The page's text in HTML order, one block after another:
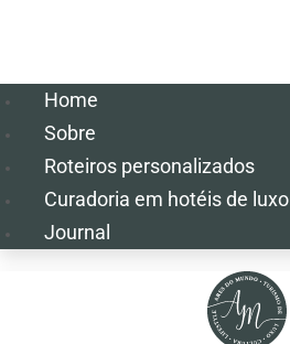
Home
Sobre
Roteiros personalizados
Curadoria em hotéis de luxo
Journal